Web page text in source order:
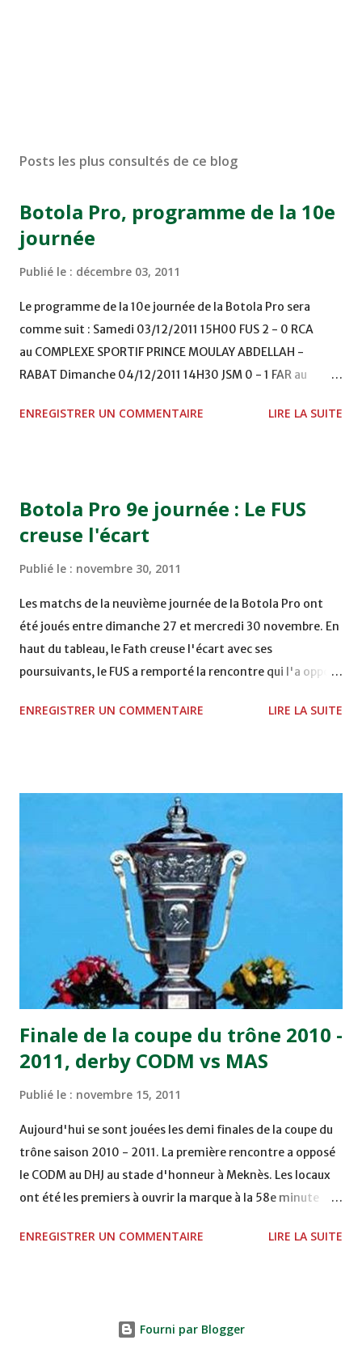
Posts les plus consultés de ce blog
Botola Pro, programme de la 10e
journée
Publié le : décembre 03, 2011
Le programme de la 10e journée de la Botola Pro sera
comme suit : Samedi 03/12/2011 15H00 FUS 2 - 0 RCA
au COMPLEXE SPORTIF PRINCE MOULAY ABDELLAH -
RABAT Dimanche 04/12/2011 14H30 JSM 0 - 1 FAR au
TERRAIN EL ABDI - EL JADIDA 16h30 OCK 0 - 1 HUSA
Mardi 06/12/2011 15H00 WAF - OCS au COMPLEXE SPORTIF
DE FES - FES WAC - MAS Reporté pour cause de finale de la
ENREGISTRER UN COMMENTAIRE LIRE LA SUITE
Botola Pro 9e journée : Le FUS
creuse l'écart
Publié le : novembre 30, 2011
Les matchs de la neuvième journée de la Botola Pro ont
été joués entre dimanche 27 et mercredi 30 novembre. En
haut du tableau, le Fath creuse l'écart avec ses
poursuivants, le FUS a remporté la rencontre qui l'a opposé
2, Badr Kachani a ouvert la marque à la 38e pour les
joueurs soussis, et ont réussi à mener au score à la dernière
minute du temps réglementaire grâce à un but de Mourad
Benchrifa. Son poursuivant direct le CRA de son coté a
chuté à domicile face à l'OCK sur le score de 0 - 2. La
bonne affaire de la semaine a été réalisée par le Moghreb
de Tetouan qui s'est hissé à la deuxième place après avoir
remporté trois précieux points sur la pelouse du complexe
Moulay Abdallah face aux FAR grâce à un but marqué par
Abdeladim Khadrouf à la 61e...
ENREGISTRER UN COMMENTAIRE LIRE LA SUITE
Finale de la coupe du trône 2010 -
2011, derby CODM vs MAS
Publié le : novembre 15, 2011
Aujourd'hui se sont jouées les demi finales de la coupe du
trône saison 2010 - 2011. La première rencontre a opposé
le CODM au DHJ au stade d'honneur à Meknès. Les locaux
ont été les premiers à ouvrir la marque à la 58e minute
réagi et ont failli égaliser sur pénalty à la 74e, mais
première division après plusieurs années passées loin des
ENREGISTRER UN COMMENTAIRE LIRE LA SUITE
Fourni par Blogger